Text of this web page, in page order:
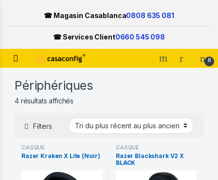
☎ Magasin Casablanca0808 635 081
☎ Services Client0660 545 098
Open 0
Périphériques
4 résultats affichés
Filters
CASQUE
Razer Kraken X Lite (Noir)
CASQUE
Razer Blackshark V2 X
BLACK